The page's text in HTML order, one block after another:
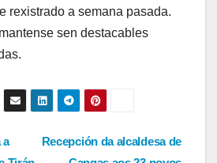
rexistrado a semana pasada.
sen destacables
Recepción da alcaldesa de
a